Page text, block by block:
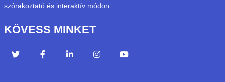
szórakoztató és interaktív módon.
KÖVESS MINKET